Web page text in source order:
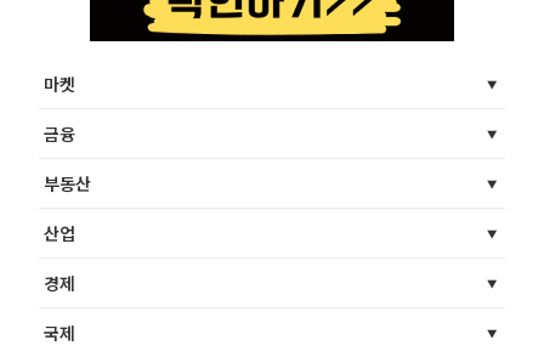
마켓
금융
부동산
산업
경제
국제